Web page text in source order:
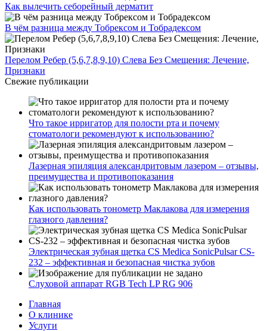
Как вылечить себорейный дерматит
В чём разница между Тобрексом и Тобрадексом
Перелом Ребер (5,6,7,8,9,10) Слева Без Смещения: Лечение,
Признаки
Свежие публикации
Что такое ирригатор для полости рта и почему
стоматологи рекомендуют к использованию?
Лазерная эпиляция александритовым лазером – отзывы,
преимущества и противопоказания
Как использовать тонометр Маклакова для измерения
глазного давления?
Электрическая зубная щетка CS Medica SonicPulsar CS-
232 – эффективная и безопасная чистка зубов
Слуховой аппарат RGB Tech LP RG 906
Главная
О клинике
Услуги